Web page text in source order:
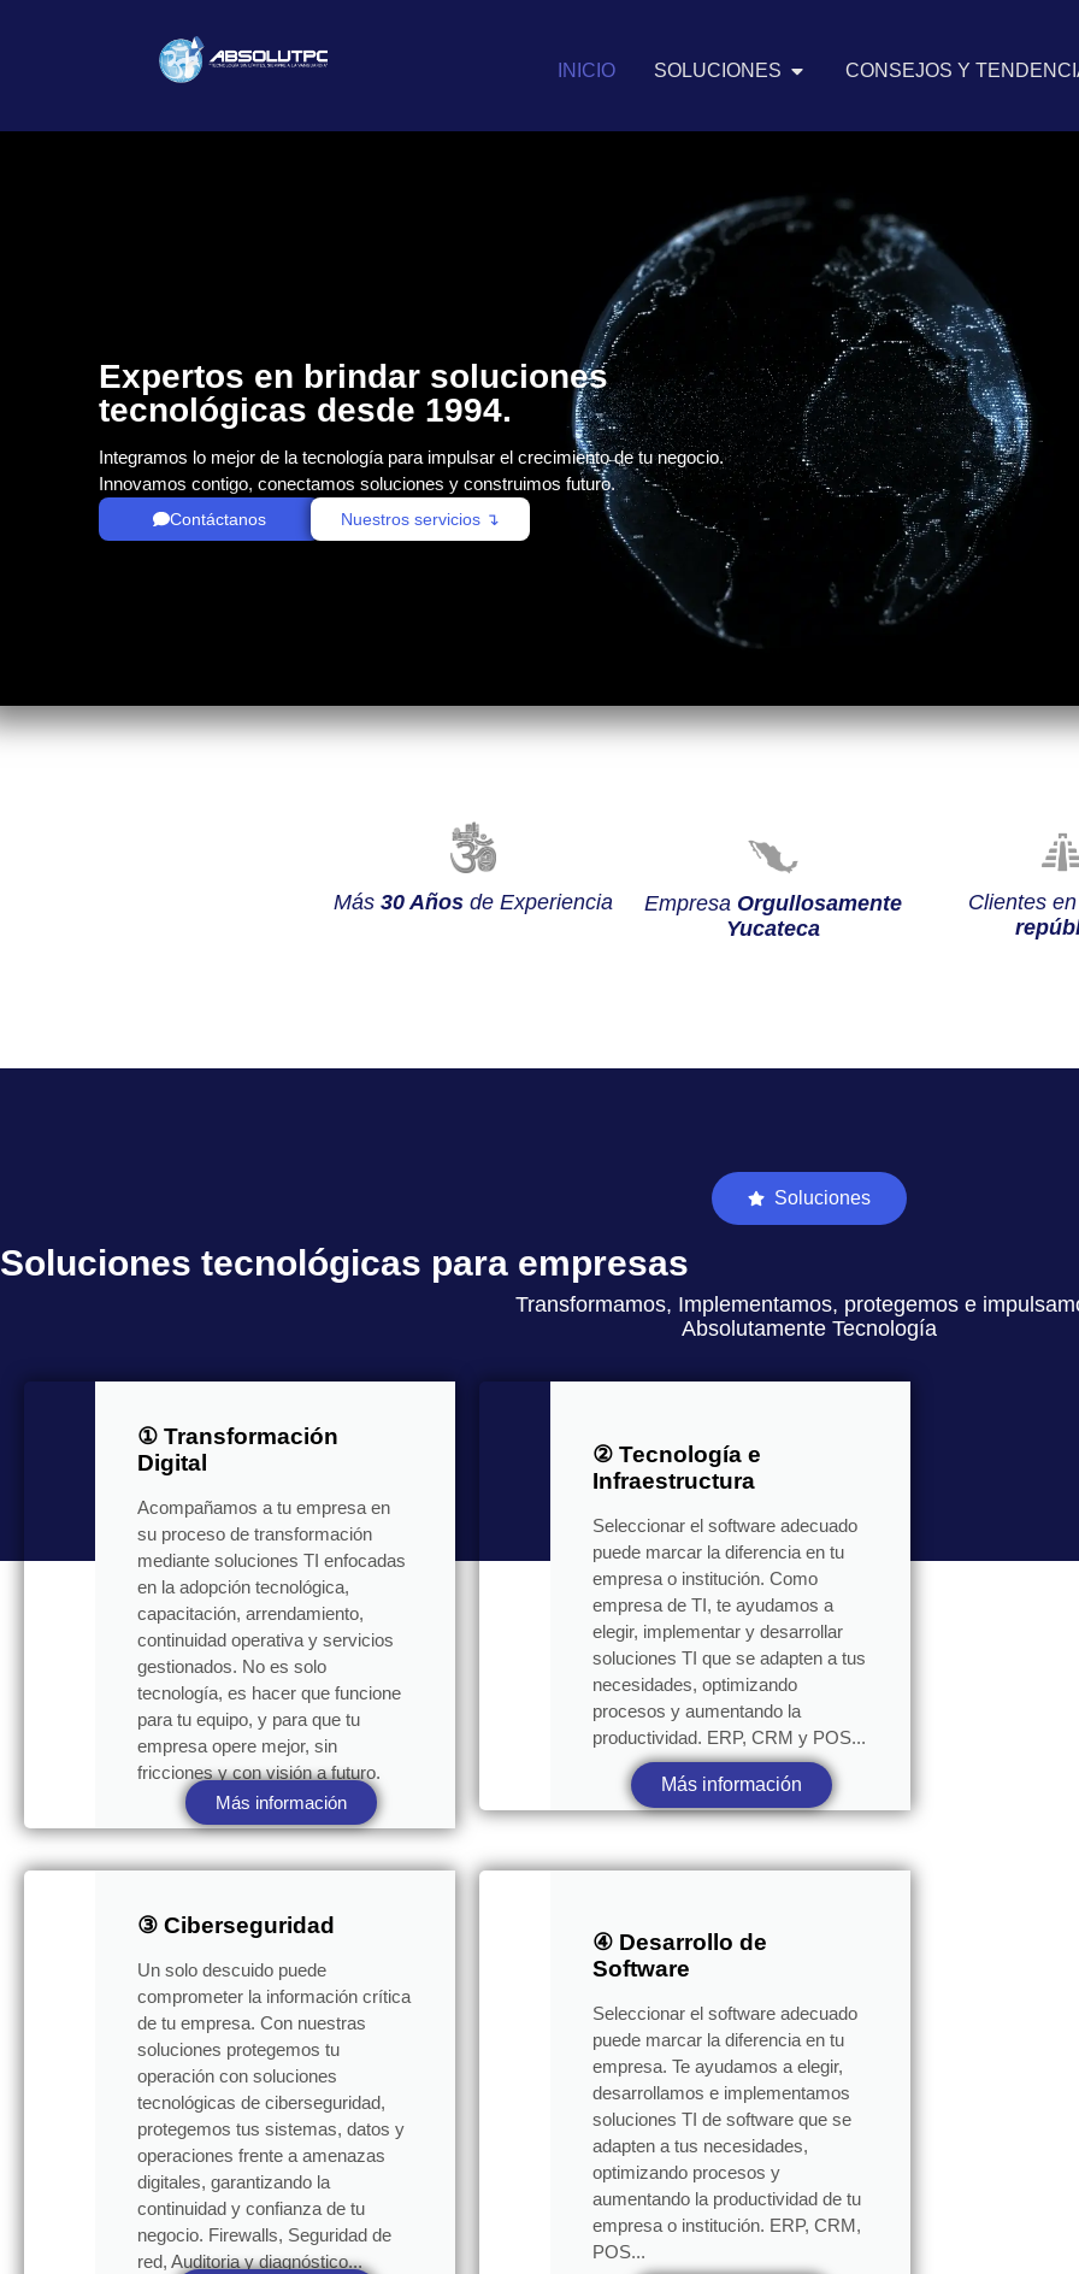
INICIO SOLUCIONES CONSEJOS Y
Expertos en brindar soluciones
tecnológicas desde 1994.
Integramos lo mejor de la tecnología para impulsar el crecimiento de tu negocio.
Innovamos contigo, conectamos soluciones y construimos futuro.
Contáctanos Nuestros servicios ↴
Más 30 Años de Experiencia Empresa Orgullosamente
Yucateca
Clientes
Soluciones
Soluciones tecnológicas para empresas
Transformamos, Implementamos, protegemos e
Absolutamente Tecnología
① Transformación
Digital
Acompañamos a tu empresa en
su proceso de transformación
mediante soluciones TI enfocadas
en la adopción tecnológica,
capacitación, arrendamiento,
continuidad operativa y servicios
gestionados. No es solo
tecnología, es hacer que funcione
para tu equipo, y para que tu
empresa opere mejor, sin
fricciones y con visión a futuro.
Más información
② Tecnología e
Infraestructura
Seleccionar el software adecuado
puede marcar la diferencia en tu
empresa o institución. Como
empresa de TI, te ayudamos a
elegir, implementar y desarrollar
soluciones TI que se adapten a tus
necesidades, optimizando
procesos y aumentando la
productividad. ERP, CRM y POS...
Más información
③ Ciberseguridad
Un solo descuido puede
comprometer la información crítica
de tu empresa. Con nuestras
soluciones protegemos tu
operación con soluciones
tecnológicas de ciberseguridad,
protegemos tus sistemas, datos y
operaciones frente a amenazas
digitales, garantizando la
continuidad y confianza de tu
negocio. Firewalls, Seguridad de
red, Auditoria y diagnóstico...
④ Desarrollo de
Software
Seleccionar el software adecuado
puede marcar la diferencia en tu
empresa. Te ayudamos a elegir,
desarrollamos e implementamos
soluciones TI de software que se
adapten a tus necesidades,
optimizando procesos y
aumentando la productividad de tu
empresa o institución. ERP, CRM,
POS...